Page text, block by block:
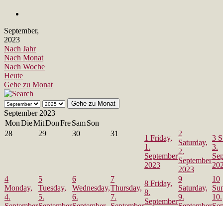
September,
2023
Nach Jahr
Nach Monat
Nach Woche
Heute
Gehe zu Monat
Gehe zu Monat
September 2023
MonDieMitDonFreSamSon
28
29 30 31
1 Friday,
1.
September
2023
2
Saturday,
2.
September
2023
3
3.
4
Monday,
4.
5
Tuesday,
5.
6
Wednesday,
6.
7
Thursday,
7.
8 Friday,
8.
September
9
Saturday,
9.
10
10.